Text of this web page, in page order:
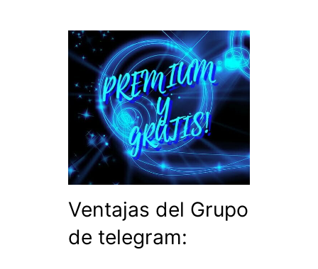
Ventajas del Grupo
de telegram: